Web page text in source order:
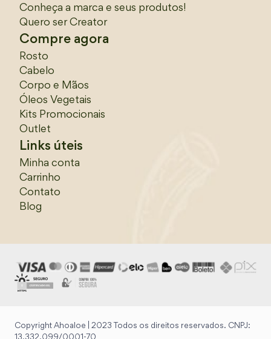
Conheça a marca e seus produtos!
Quero ser Creator
Compre agora
Rosto
Cabelo
Corpo e Mãos
Óleos Vegetais
Kits Promocionais
Outlet
Links úteis
Minha conta
Carrinho
Contato
Blog
Copyright Ahoaloe | 2023 Todos os direitos reservados. CNPJ: